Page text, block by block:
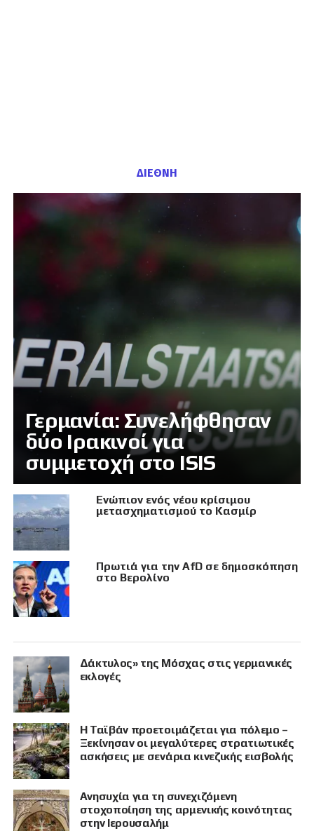
ΔΙΕΘΝΗ
Γερμανία: Συνελήφθησαν
δύο Ιρακινοί για
συμμετοχή στο ISIS
Eνώπιον ενός νέου κρίσιμου
μετασχηματισμού το Κασμίρ
Πρωτιά για την AfD σε δημοσκόπηση
στο Βερολίνο
Δάκτυλος» της Μόσχας στις γερμανικές
εκλογές
Η Ταϊβάν προετοιμάζεται για πόλεμο –
Ξεκίνησαν οι μεγαλύτερες στρατιωτικές
ασκήσεις με σενάρια κινεζικής εισβολής
Ανησυχία για τη συνεχιζόμενη
στοχοποίηση της αρμενικής κοινότητας
στην Ιερουσαλήμ